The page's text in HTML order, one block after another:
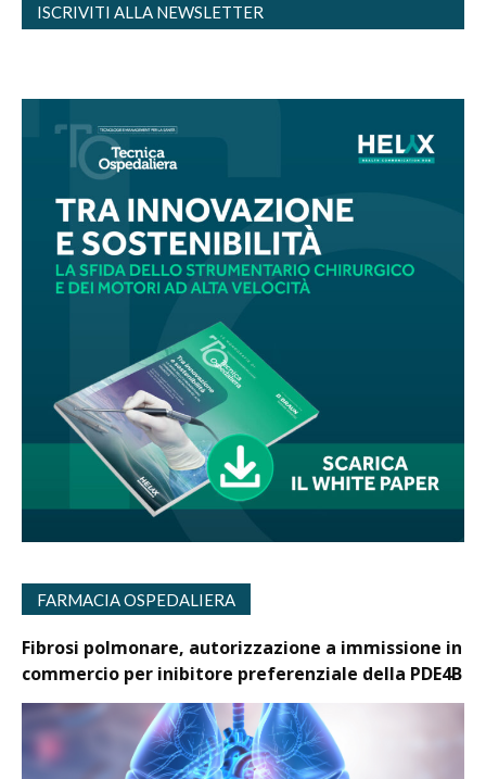
ISCRIVITI ALLA NEWSLETTER
FARMACIA OSPEDALIERA
Fibrosi polmonare, autorizzazione a immissione in
commercio per inibitore preferenziale della PDE4B